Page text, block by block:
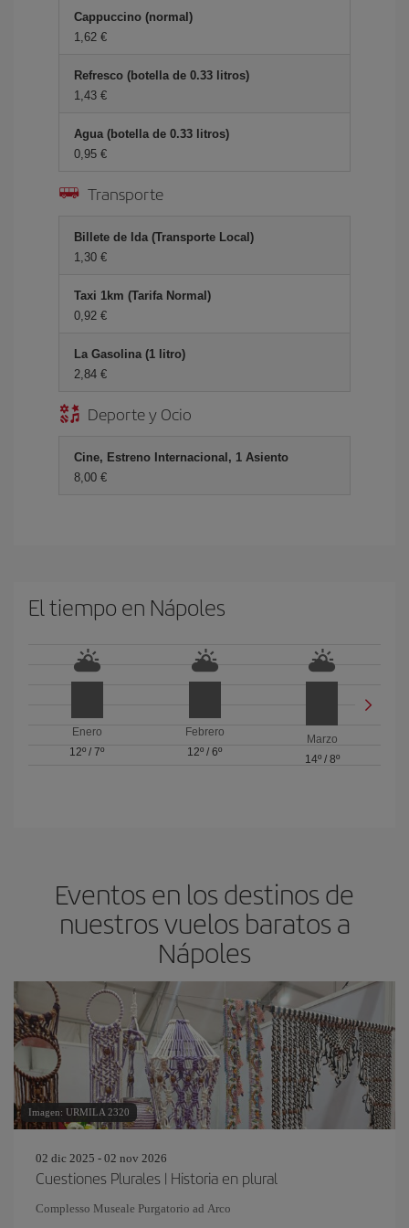
Cappuccino (normal)
1,62 €
Refresco (botella de 0.33 litros)
1,43 €
Agua (botella de 0.33 litros)
0,95 €
Transporte
Billete de Ida (Transporte Local)
1,30 €
Taxi 1km (Tarifa Normal)
0,92 €
La Gasolina (1 litro)
2,84 €
Deporte y Ocio
Cine, Estreno Internacional, 1 Asiento
8,00 €
El tiempo en Nápoles
Enero
12º /7º
Febrero
12º / 6º
Marzo
14º/ 8º
Eventos en los destinos de
nuestros vuelos baratos a
Nápoles
Imagen: URMILA 2320
02 dic 2025 - 02 nov 2026
Cuestiones Plurales | Historia en plural
Complesso Museale Purgatorio ad Arco